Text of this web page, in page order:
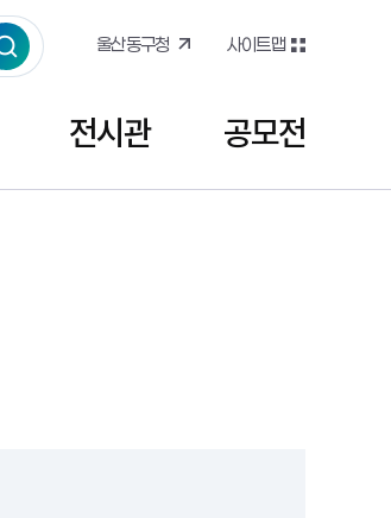
울산동구청 사이트맵
전시관 공모전